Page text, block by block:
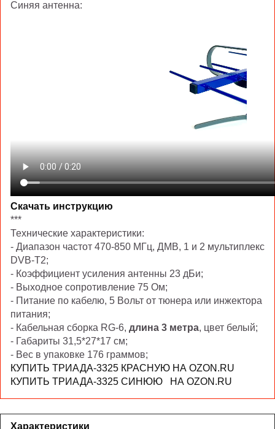
Синяя антенна:
Скачать инструкцию
***
Технические характеристики:
- Диапазон частот 470-850 МГц, ДМВ, 1 и 2 мультиплекс
DVB-T2;
- Коэффициент усиления антенны 23 дБи;
- Выходное сопротивление 75 Ом;
- Питание по кабелю, 5 Вольт от тюнера или инжектора
питания;
- Кабельная сборка RG-6, длина 3 метра, цвет белый;
- Габариты 31,5*27*17 см;
- Вес в упаковке 176 граммов;
КУПИТЬ ТРИАДА-3325 КРАСНУЮ НА OZON.RU
КУПИТЬ ТРИАДА-3325 СИНЮЮ НА OZON.RU
Характеристики